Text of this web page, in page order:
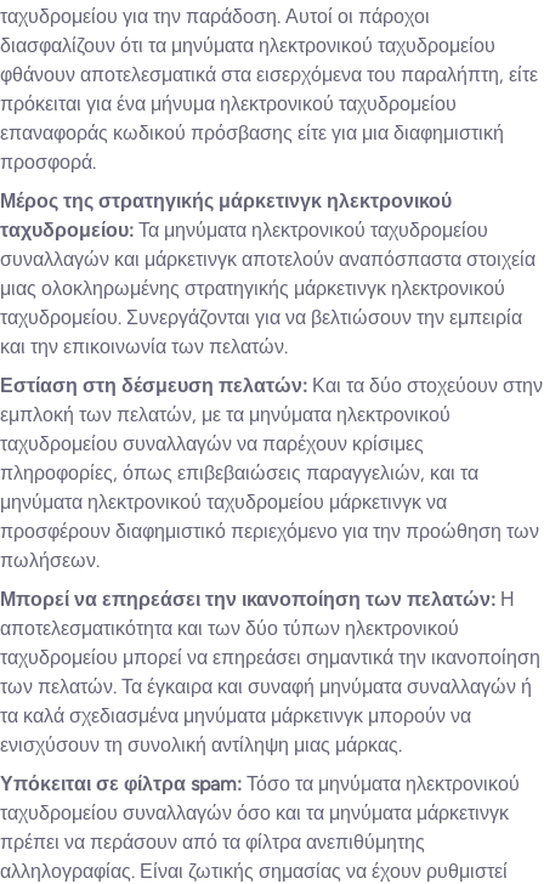
ταχυδρομείου για την παράδοση. Αυτοί οι πάροχοι
διασφαλίζουν ότι τα μηνύματα ηλεκτρονικού ταχυδρομείου
φθάνουν αποτελεσματικά στα εισερχόμενα του παραλήπτη, είτε
πρόκειται για ένα μήνυμα ηλεκτρονικού ταχυδρομείου
επαναφοράς κωδικού πρόσβασης είτε για μια διαφημιστική
προσφορά.
Μέρος της στρατηγικής μάρκετινγκ ηλεκτρονικού
ταχυδρομείου: Τα μηνύματα ηλεκτρονικού ταχυδρομείου
συναλλαγών και μάρκετινγκ αποτελούν αναπόσπαστα στοιχεία
μιας ολοκληρωμένης στρατηγικής μάρκετινγκ ηλεκτρονικού
ταχυδρομείου. Συνεργάζονται για να βελτιώσουν την εμπειρία
και την επικοινωνία των πελατών.
Εστίαση στη δέσμευση πελατών: Και τα δύο στοχεύουν στην
εμπλοκή των πελατών, με τα μηνύματα ηλεκτρονικού
ταχυδρομείου συναλλαγών να παρέχουν κρίσιμες
πληροφορίες, όπως επιβεβαιώσεις παραγγελιών, και τα
μηνύματα ηλεκτρονικού ταχυδρομείου μάρκετινγκ να
προσφέρουν διαφημιστικό περιεχόμενο για την προώθηση των
πωλήσεων.
Μπορεί να επηρεάσει την ικανοποίηση των πελατών: Η
αποτελεσματικότητα και των δύο τύπων ηλεκτρονικού
ταχυδρομείου μπορεί να επηρεάσει σημαντικά την ικανοποίηση
των πελατών. Τα έγκαιρα και συναφή μηνύματα συναλλαγών ή
τα καλά σχεδιασμένα μηνύματα μάρκετινγκ μπορούν να
ενισχύσουν τη συνολική αντίληψη μιας μάρκας.
Υπόκειται σε φίλτρα spam: Τόσο τα μηνύματα ηλεκτρονικού
ταχυδρομείου συναλλαγών όσο και τα μηνύματα μάρκετινγκ
πρέπει να περάσουν από τα φίλτρα ανεπιθύμητης
αλληλογραφίας. Είναι ζωτικής σημασίας να έχουν ρυθμιστεί